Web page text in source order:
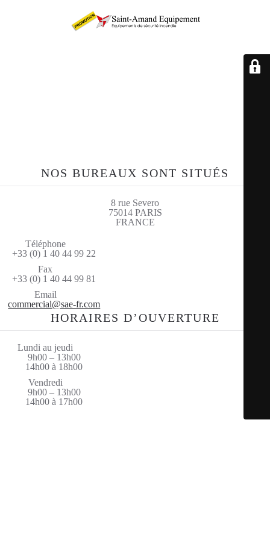
NOS BUREAUX SONT SITUÉS
8 rue Severo
75014 PARIS
FRANCE
Téléphone
+33 (0) 1 40 44 99 22
Fax
+33 (0) 1 40 44 99 81
Email
commercial@sae-fr.com
HORAIRES D’OUVERTURE
Lundi au jeudi
9h00 – 13h00
14h00 à 18h00
Vendredi
9h00 – 13h00
14h00 à 17h00